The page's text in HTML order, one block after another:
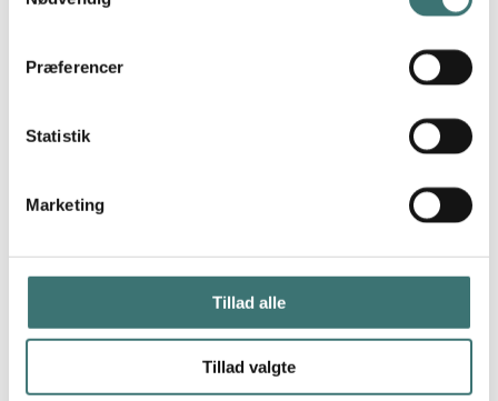
Præferencer
Statistik
Marketing
Tillad alle
Tillad valgte